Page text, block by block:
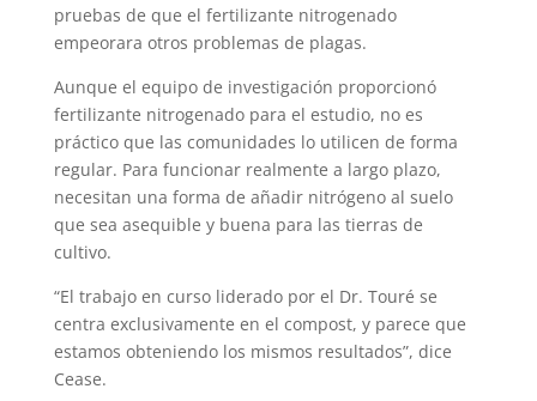
pruebas de que el fertilizante nitrogenado
empeorara otros problemas de plagas.
Aunque el equipo de investigación proporcionó
fertilizante nitrogenado para el estudio, no es
práctico que las comunidades lo utilicen de forma
regular. Para funcionar realmente a largo plazo,
necesitan una forma de añadir nitrógeno al suelo
que sea asequible y buena para las tierras de
cultivo.
“El trabajo en curso liderado por el Dr. Touré se
centra exclusivamente en el compost, y parece que
estamos obteniendo los mismos resultados”, dice
Cease.